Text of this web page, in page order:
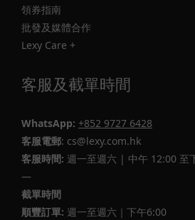
領券指南
批發及媒體合作
Lexy Care +
客服及截單時間
WhatsApp: +852 9727 6428
客服電郵: cs@lexy.com.hk
客服時間: 週一至週六 | 中午 12:00 至
—
截單時間
順豐訂單: 週一至週六｜下午6:00